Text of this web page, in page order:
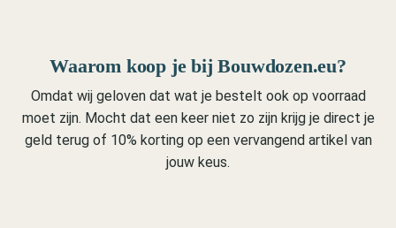
Waarom koop je bij Bouwdozen.eu?
Omdat wij geloven dat wat je bestelt ook op voorraad
moet zijn. Mocht dat een keer niet zo zijn krijg je direct je
geld terug of 10% korting op een vervangend artikel van
jouw keus.